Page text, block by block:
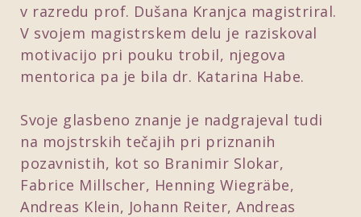
v razredu prof. Dušana Kranjca magistriral.
V svojem magistrskem delu je raziskoval
motivacijo pri pouku trobil, njegova
mentorica pa je bila dr. Katarina Habe.
Svoje glasbeno znanje je nadgrajeval tudi
na mojstrskih tečajih pri priznanih
pozavnistih, kot so Branimir Slokar,
Fabrice Millscher, Henning Wiegräbe,
Andreas Klein, Johann Reiter, Andreas